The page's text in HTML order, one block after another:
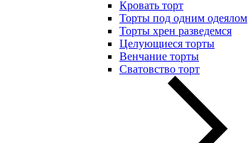
Кровать торт
Торты под одним одеялом
Торты хрен разведемся
Целующиеся торты
Венчание торты
Сватовство торт